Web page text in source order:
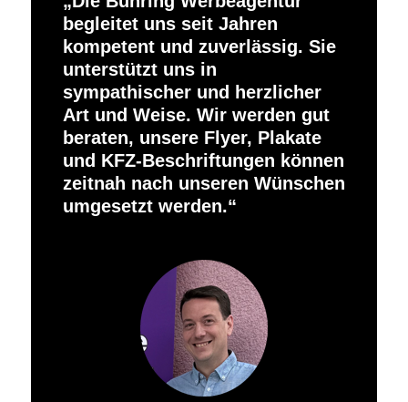
begleitet uns seit Jahren
kompetent und zuverlässig. Sie
unterstützt uns in
sympathischer und herzlicher
Art und Weise. Wir werden gut
beraten, unsere Flyer, Plakate
und KFZ-Beschriftungen können
zeitnah nach unseren Wünschen
umgesetzt werden.